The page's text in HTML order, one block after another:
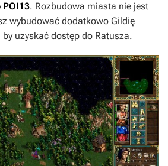
POI13. Rozbudowa miasta nie jest
wybudować dodatkowo Gildię
uzyskać dostęp do Ratusza.